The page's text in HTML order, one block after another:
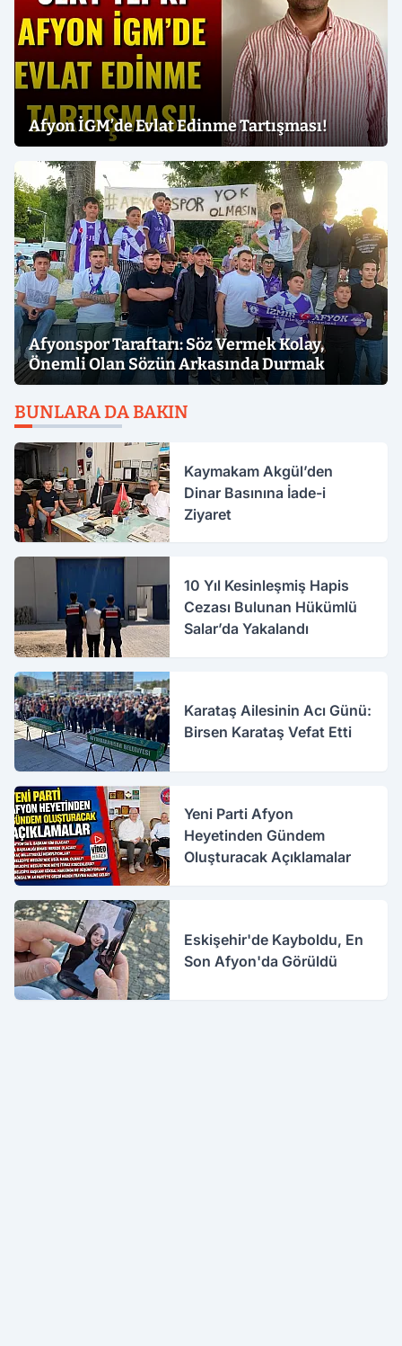
Afyon İGM’de Evlat Edinme Tartışması!
Afyonspor Taraftarı: Söz Vermek Kolay,
Önemli Olan Sözün Arkasında Durmak
BUNLARA DA BAKIN
Kaymakam Akgül’den
Dinar Basınına İade-i
Ziyaret
10 Yıl Kesinleşmiş Hapis
Cezası Bulunan Hükümlü
Salar’da Yakalandı
Karataş Ailesinin Acı Günü:
Birsen Karataş Vefat Etti
Yeni Parti Afyon
Heyetinden Gündem
Oluşturacak Açıklamalar
Eskişehir'de Kayboldu, En
Son Afyon'da Görüldü